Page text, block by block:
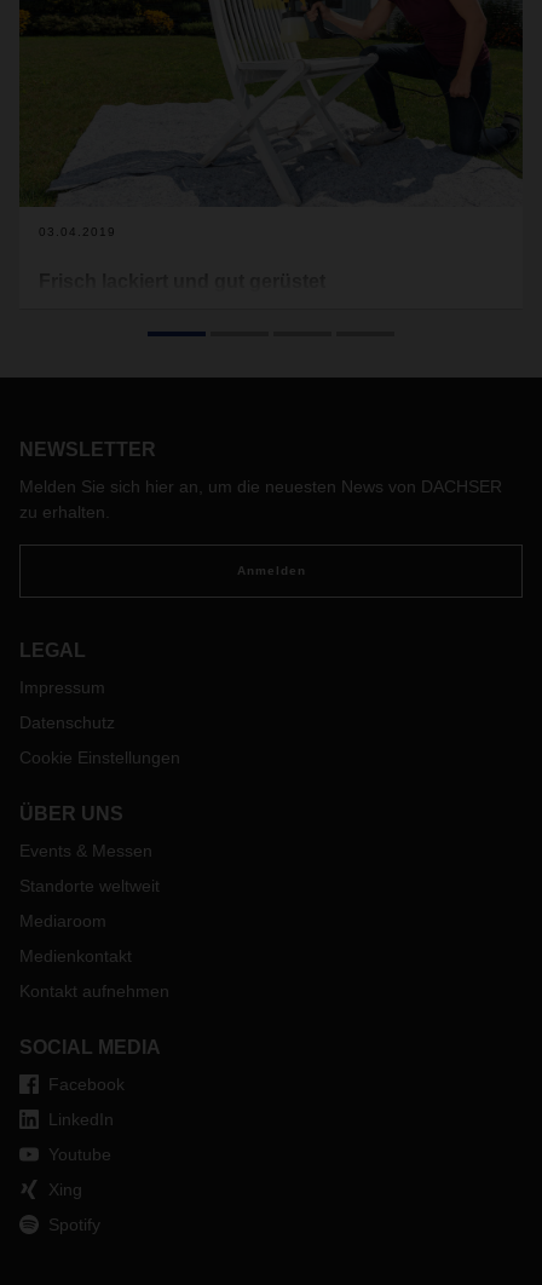
03.04.2019
NEWSLETTER
Melden Sie sich hier an, um die neuesten News von DACHSER
zu erhalten.
Anmelden
LEGAL
Impressum
Datenschutz
Cookie Einstellungen
ÜBER UNS
Events & Messen
Standorte weltweit
Mediaroom
Medienkontakt
Kontakt aufnehmen
SOCIAL MEDIA
Facebook
LinkedIn
Youtube
Xing
Spotify